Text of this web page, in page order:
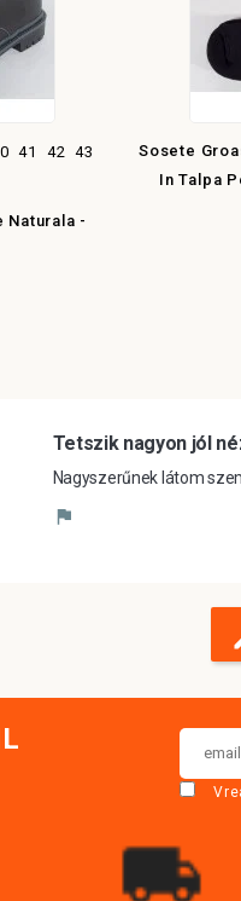
41 42
43
Naturala -
Sosete
In Talpa
Tetszik nagyon jól
Nagyszerűnek látom